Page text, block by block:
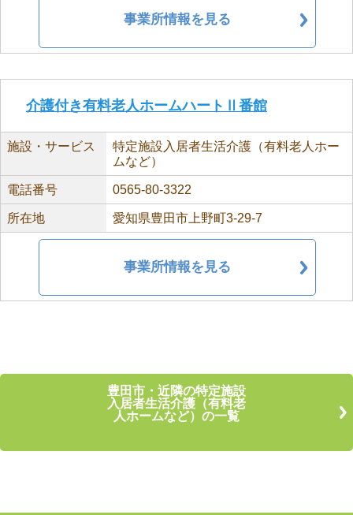
事業所情報を見る
介護付き有料老人ホームハートⅡ番館
施設・サービス
特定施設入居者生活介護（有料老人ホー
ムなど）
電話番号 0565-80-3322
所在地 愛知県豊田市上野町3-29-7
事業所情報を見る
豊田市・近隣の特定施設
入居者生活介護（有料老
人ホームなど）の一覧